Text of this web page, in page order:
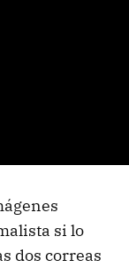
si lo
dos correas